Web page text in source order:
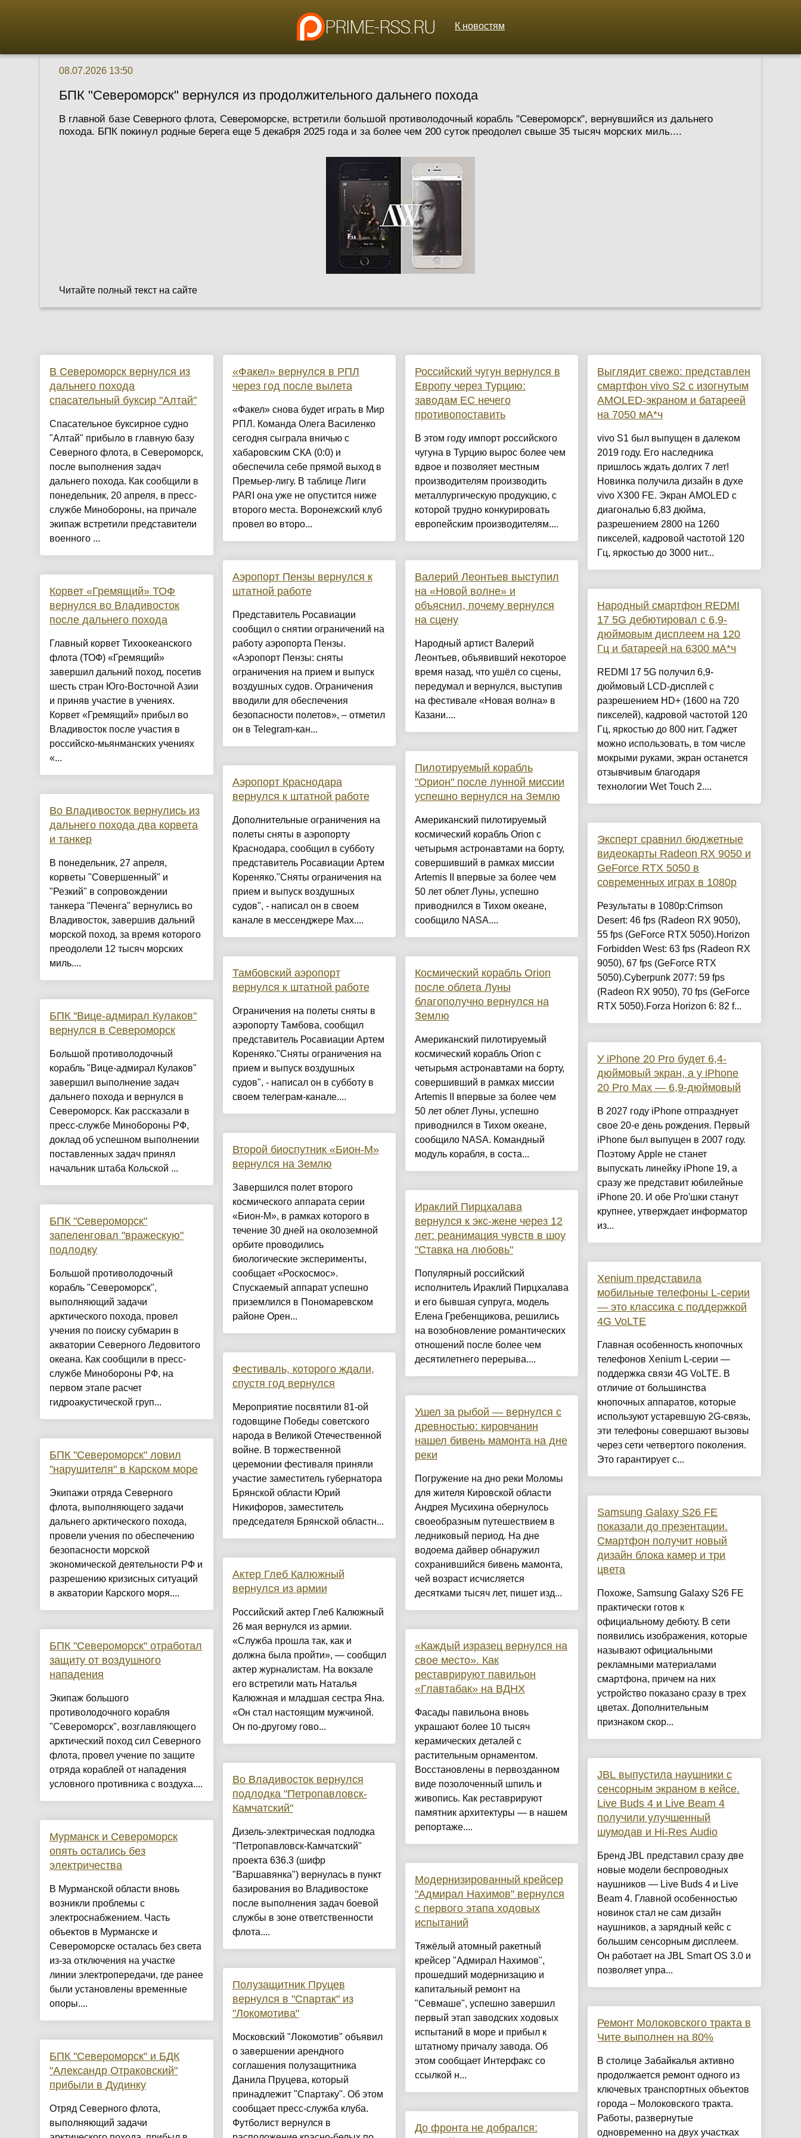
К новостям
08.07.2026 13:50
БПК "Североморск" вернулся из продолжительного дальнего похода
В главной базе Северного флота, Североморске, встретили большой противолодочный корабль "Североморск", вернувшийся из дальнего
похода. БПК покинул родные берега еще 5 декабря 2025 года и за более чем 200 суток преодолел свыше 35 тысяч морских миль....
Читайте полный текст на сайте
В Североморск вернулся из
дальнего похода
спасательный буксир "Алтай"
Спасательное буксирное судно
"Алтай" прибыло в главную базу
Северного флота, в Североморск,
после выполнения задач
дальнего похода. Как сообщили в
понедельник, 20 апреля, в пресс-
службе Минобороны, на причале
экипаж встретили представители
военного ...
Корвет «Гремящий» ТОФ
вернулся во Владивосток
после дальнего похода
Главный корвет Тихоокеанского
флота (ТОФ) «Гремящий»
завершил дальний поход, посетив
шесть стран Юго-Восточной Азии
и приняв участие в учениях.
Корвет «Гремящий» прибыл во
Владивосток после участия в
российско-мьянманских учениях
«...
Во Владивосток вернулись из
дальнего похода два корвета
и танкер
В понедельник, 27 апреля,
корветы "Совершенный" и
"Резкий" в сопровождении
танкера "Печенга" вернулись во
Владивосток, завершив дальний
морской поход, за время которого
преодолели 12 тысяч морских
миль....
БПК "Вице-адмирал Кулаков"
вернулся в Североморск
Большой противолодочный
корабль "Вице-адмирал Кулаков"
завершил выполнение задач
дальнего похода и вернулся в
Североморск. Как рассказали в
пресс-службе Минобороны РФ,
доклад об успешном выполнении
поставленных задач принял
начальник штаба Кольской ...
БПК "Североморск"
запеленговал "вражескую"
подлодку
Большой противолодочный
корабль "Североморск",
выполняющий задачи
арктического похода, провел
учения по поиску субмарин в
акватории Северного Ледовитого
океана. Как сообщили в пресс-
службе Минобороны РФ, на
первом этапе расчет
гидроакустической груп...
БПК "Североморск" ловил
"нарушителя" в Карском море
Экипажи отряда Северного
флота, выполняющего задачи
дальнего арктического похода,
провели учения по обеспечению
безопасности морской
экономической деятельности РФ и
разрешению кризисных ситуаций
в акватории Карского моря....
БПК "Североморск" отработал
защиту от воздушного
нападения
Экипаж большого
противолодочного корабля
"Североморск", возглавляющего
арктический поход сил Северного
флота, провел учение по защите
отряда кораблей от нападения
условного противника с воздуха....
Мурманск и Североморск
опять остались без
электричества
В Мурманской области вновь
возникли проблемы с
электроснабжением. Часть
объектов в Мурманске и
Североморске осталась без света
из-за отключения на участке
линии электропередачи, где ранее
были установлены временные
опоры....
БПК "Североморск" и БДК
"Александр Отраковский"
прибыли в Дудинку
Отряд Северного флота,
выполняющий задачи
«Факел» вернулся в РПЛ
через год после вылета
«Факел» снова будет играть в Мир
РПЛ. Команда Олега Василенко
сегодня сыграла вничью с
хабаровским СКА (0:0) и
обеспечила себе прямой выход в
Премьер-лигу. В таблице Лиги
PARI она уже не опустится ниже
второго места. Воронежский клуб
провел во второ...
Аэропорт Пензы вернулся к
штатной работе
Представитель Росавиации
сообщил о снятии ограничений на
работу аэропорта Пензы.
«Аэропорт Пензы: сняты
ограничения на прием и выпуск
воздушных судов. Ограничения
вводили для обеспечения
безопасности полетов», – отметил
он в Telegram-кан...
Аэропорт Краснодара
вернулся к штатной работе
Дополнительные ограничения на
полеты сняты в аэропорту
Краснодара, сообщил в субботу
представитель Росавиации Артем
Кореняко."Сняты ограничения на
прием и выпуск воздушных
судов", - написал он в своем
канале в мессенджере Мах....
Тамбовский аэропорт
вернулся к штатной работе
Ограничения на полеты сняты в
аэропорту Тамбова, сообщил
представитель Росавиации Артем
Кореняко."Сняты ограничения на
прием и выпуск воздушных
судов", - написал он в субботу в
своем телеграм-канале....
Второй биоспутник «Бион-М»
вернулся на Землю
Завершился полет второго
космического аппарата серии
«Бион-М», в рамках которого в
течение 30 дней на околоземной
орбите проводились
биологические эксперименты,
сообщает «Роскосмос».
Спускаемый аппарат успешно
приземлился в Пономаревском
районе Орен...
Фестиваль, которого ждали,
спустя год вернулся
Мероприятие посвятили 81-ой
годовщине Победы советского
народа в Великой Отечественной
войне. В торжественной
церемонии фестиваля приняли
участие заместитель губернатора
Брянской области Юрий
Никифоров, заместитель
председателя Брянской областн...
Актер Глеб Калюжный
вернулся из армии
Российский актер Глеб Калюжный
26 мая вернулся из армии.
«Служба прошла так, как и
должна была пройти», — сообщил
актер журналистам. На вокзале
его встретили мать Наталья
Калюжная и младшая сестра Яна.
«Он стал настоящим мужчиной.
Он по-другому гово...
Во Владивосток вернулся
подлодка "Петропавловск-
Камчатский"
Дизель-электрическая подлодка
"Петропавловск-Камчатский"
проекта 636.3 (шифр
"Варшавянка") вернулась в пункт
базирования во Владивостоке
после выполнения задач боевой
службы в зоне ответственности
флота....
Полузащитник Пруцев
вернулся в "Спартак" из
"Локомотива"
Московский "Локомотив" объявил
о завершении арендного
соглашения полузащитника
Данила Пруцева, который
принадлежит "Спартаку". Об этом
сообщает пресс-служба клуба.
Футболист вернулся в
Российский чугун вернулся в
Европу через Турцию:
заводам ЕС нечего
противопоставить
В этом году импорт российского
чугуна в Турцию вырос более чем
вдвое и позволяет местным
производителям производить
металлургическую продукцию, с
которой трудно конкурировать
европейским производителям....
Валерий Леонтьев выступил
на «Новой волне» и
объяснил, почему вернулся
на сцену
Народный артист Валерий
Леонтьев, объявивший некоторое
время назад, что ушёл со сцены,
передумал и вернулся, выступив
на фестивале «Новая волна» в
Казани....
Пилотируемый корабль
"Орион" после лунной миссии
успешно вернулся на Землю
Американский пилотируемый
космический корабль Orion с
четырьмя астронавтами на борту,
совершивший в рамках миссии
Artemis II впервые за более чем
50 лет облет Луны, успешно
приводнился в Тихом океане,
сообщило NASA....
Космический корабль Orion
после облета Луны
благополучно вернулся на
Землю
Американский пилотируемый
космический корабль Orion с
четырьмя астронавтами на борту,
совершивший в рамках миссии
Artemis II впервые за более чем
50 лет облет Луны, успешно
приводнился в Тихом океане,
сообщило NASA. Командный
модуль корабля, в соста...
Ираклий Пирцхалава
вернулся к экс-жене через 12
лет: реанимация чувств в шоу
"Ставка на любовь"
Популярный российский
исполнитель Ираклий Пирцхалава
и его бывшая супруга, модель
Елена Гребенщикова, решились
на возобновление романтических
отношений после более чем
десятилетнего перерыва....
Ушел за рыбой — вернулся с
древностью: кировчанин
нашел бивень мамонта на дне
реки
Погружение на дно реки Моломы
для жителя Кировской области
Андрея Мусихина обернулось
своеобразным путешествием в
ледниковый период. На дне
водоема дайвер обнаружил
сохранившийся бивень мамонта,
чей возраст исчисляется
десятками тысяч лет, пишет изд...
«Каждый изразец вернулся на
свое место». Как
реставрируют павильон
«Главтабак» на ВДНХ
Фасады павильона вновь
украшают более 10 тысяч
керамических деталей с
растительным орнаментом.
Восстановлены в первозданном
виде позолоченный шпиль и
живопись. Как реставрируют
памятник архитектуры — в нашем
репортаже....
Модернизированный крейсер
"Адмирал Нахимов" вернулся
с первого этапа ходовых
испытаний
Тяжёлый атомный ракетный
крейсер "Адмирал Нахимов",
прошедший модернизацию и
капитальный ремонт на
"Севмаше", успешно завершил
первый этап заводских ходовых
испытаний в море и прибыл к
штатному причалу завода. Об
этом сообщает Интерфакс со
ссылкой н...
До фронта не добрался:
Выглядит свежо: представлен
смартфон vivo S2 с изогнутым
AMOLED-экраном и батареей
на 7050 мА*ч
vivo S1 был выпущен в далеком
2019 году. Его наследника
пришлось ждать долгих 7 лет!
Новинка получила дизайн в духе
vivo X300 FE. Экран AMOLED с
диагональю 6,83 дюйма,
разрешением 2800 на 1260
пикселей, кадровой частотой 120
Гц, яркостью до 3000 нит...
Народный смартфон REDMI
17 5G дебютировал с 6,9-
дюймовым дисплеем на 120
Гц и батареей на 6300 мА*ч
REDMI 17 5G получил 6,9-
дюймовый LCD-дисплей с
разрешением HD+ (1600 на 720
пикселей), кадровой частотой 120
Гц, яркостью до 800 нит. Гаджет
можно использовать, в том числе
мокрыми руками, экран останется
отзывчивым благодаря
технологии Wet Touch 2....
Эксперт сравнил бюджетные
видеокарты Radeon RX 9050 и
GeForce RTX 5050 в
современных играх в 1080p
Результаты в 1080p:Crimson
Desert: 46 fps (Radeon RX 9050),
55 fps (GeForce RTX 5050).Horizon
Forbidden West: 63 fps (Radeon RX
9050), 67 fps (GeForce RTX
5050).Cyberpunk 2077: 59 fps
(Radeon RX 9050), 70 fps (GeForce
RTX 5050).Forza Horizon 6: 82 f...
У iPhone 20 Pro будет 6,4-
дюймовый экран, а у iPhone
20 Pro Max — 6,9-дюймовый
В 2027 году iPhone отпразднует
свое 20-е день рождения. Первый
iPhone был выпущен в 2007 году.
Поэтому Apple не станет
выпускать линейку iPhone 19, а
сразу же представит юбилейные
iPhone 20. И обе Pro'шки станут
крупнее, утверждает информатор
из...
Xenium представила
мобильные телефоны L-серии
— это классика с поддержкой
4G VoLTE
Главная особенность кнопочных
телефонов Xenium L-серии —
поддержка связи 4G VoLTE. В
отличие от большинства
кнопочных аппаратов, которые
используют устаревшую 2G-связь,
эти телефоны совершают вызовы
через сети четвертого поколения.
Это гарантирует с...
Samsung Galaxy S26 FE
показали до презентации.
Смартфон получит новый
дизайн блока камер и три
цвета
Похоже, Samsung Galaxy S26 FE
практически готов к
официальному дебюту. В сети
появились изображения, которые
называют официальными
рекламными материалами
смартфона, причем на них
устройство показано сразу в трех
цветах. Дополнительным
признаком скор...
JBL выпустила наушники с
сенсорным экраном в кейсе.
Live Buds 4 и Live Beam 4
получили улучшенный
шумодав и Hi-Res Audio
Бренд JBL представил сразу две
новые модели беспроводных
наушников — Live Buds 4 и Live
Beam 4. Главной особенностью
новинок стал не сам дизайн
наушников, а зарядный кейс с
большим сенсорным дисплеем.
Он работает на JBL Smart OS 3.0 и
позволяет упра...
Ремонт Молоковского тракта в
Чите выполнен на 80%
В столице Забайкалья активно
продолжается ремонт одного из
ключевых транспортных объектов
города – Молоковского тракта.
Работы, развернутые
одновременно на двух участках